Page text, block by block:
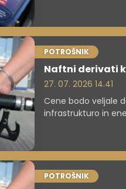
POTROŠNIK
Naftni derivati
27. 07. 2026 14.41
Cene bodo veljale
infrastrukturo in
POTROŠNIK